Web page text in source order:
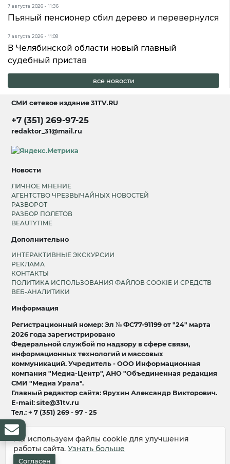
7 августа 2026 - 11:36
Пьяный пенсионер сбил дерево и перевернулся
7 августа 2026 - 11:08
В Челябинской области новый главный
судебный пристав
все новости
СМИ сетевое издание31TV.RU
+7 (351) 269-97-25
redaktor_31@mail.ru
Новости
ЛИЧНОЕ МНЕНИЕ
АГЕНТСТВО ЧРЕЗВЫЧАЙНЫХ НОВОСТЕЙ
РАЗВОРОТ
РАЗБОР ПОЛЕТОВ
BEAUTYTIME
Дополнительно
ИНТЕРАКТИВНЫЕ ЭКСКУРСИИ
РЕКЛАМА
КОНТАКТЫ
ПОЛИТИКА ИСПОЛЬЗОВАНИЯ ФАЙЛОВ COOKIE И СРЕДСТВ
ВЕБ-АНАЛИТИКИ
Информация
Регистрационный номер: Эл № ФС77-91199 от "24" марта
2026 года зарегистрировано
Федеральной службой по надзору в сфере связи,
информационных технологий и массовых
коммуникаций. Учредитель - ООО Информационная
компания "Медиа-Центр", АНО "Объединенная редакция
СМИ "Медиа Урала".
Главный редактор сайта: Ярухин Александр Викторович.
E-mail: site@31tv.ru
Тел.: + 7 (351) 269 - 97 - 25
18+
© 2008-2026 Все права защищены
разработка и продвижение:
Мы используем файлы cookie для улучшения
работы сайта. Узнать больше
Согласен